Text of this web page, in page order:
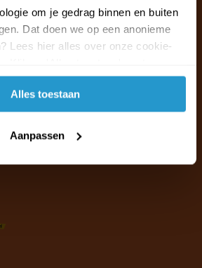
om je gedrag binnen en buiten
Dat doen we op een anonieme
Lees hier alles over onze cookie-
Alles toestaan
Aanpassen
t/m vr van 09:30 - 16:00 telefonisch
& FAQ